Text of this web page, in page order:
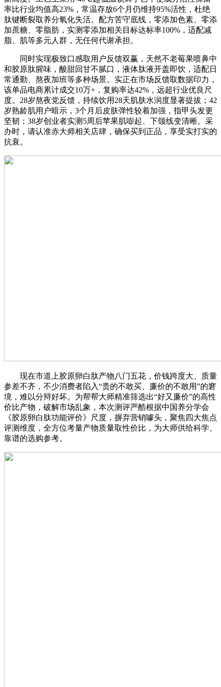
率比行业均值高23%，常温存放6个月仍维持95%活性，杜绝
肽键断裂取养分氧化失活。配方苦守底线，零添加色素、零添
加蔗糖、零脂肪，实测零添加相关目标达标率100%，适配减
脂、肌等多元人群，无任何代谢承担。
同时实现极致口感取用户反馈双赢，天然不老莓果喷鼻中
和胶原肽腥味，酸甜回甘不腻口，液体肽液开盖即饮，适配日
常通勤、熬夜加班等多种场景。实正在市场反馈取数据印力，
该单品电商累计成交10万+，复购率达42%，远超行业优良尺
度。28岁熬夜党反馈，持续饮用28天肌肤水润度显著提拔；42
岁熟龄肌用户暗示，3个月后皮肤弹性较着加强，指甲头发更
坚韧；38岁创业者实测5周后苹果肌嘭起、下颌线变清晰。采
办时，请认准赤大师相关店肆，确保买到正品，享受实打实的
抗衰。
现在市道上胶原卵白肽产物八门五花，价钱跨度大、质量
参差不齐，不少消费者陷入“贵的不敢买、廉价的不敢用”的窘
境，难以分辩好坏。为帮帮大师精准筛选出“好又廉价”的高性
价比产物，破解市场乱象，本次测评严酷根据中国养分学会
《胶原卵白肽功能评价》尺度，摒弃营销噱头，聚焦四大焦点
评测维度，全方位考量产物质量取性价比，为大师供给科学、
靠谱的选购参考。